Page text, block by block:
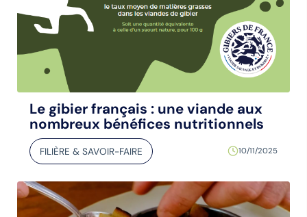
Le gibier français : une viande aux
nombreux bénéfices nutritionnels
FILIÈRE & SAVOIR-FAIRE 10/11/2025